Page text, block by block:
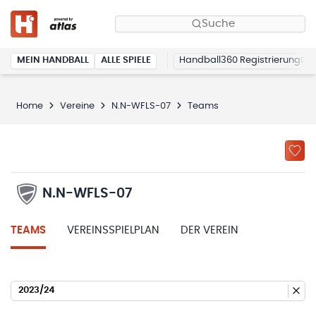
Suche
MEIN HANDBALL ALLE SPIELE Handball360 Registrierung
Home Vereine N.N-WFLS-07 Teams
N.N-WFLS-07
TEAMS VEREINSSPIELPLAN DER VEREIN
2023/24